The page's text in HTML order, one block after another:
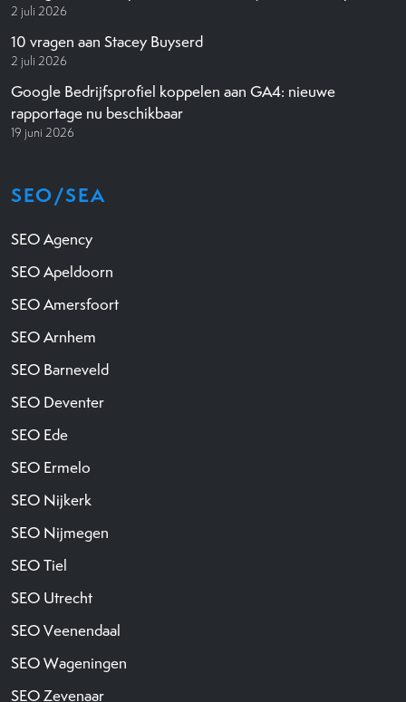
2 juli 2026
10 vragen aan Stacey Buyserd
2 juli 2026
Google Bedrijfsprofiel koppelen aan GA4: nieuwe
rapportage nu beschikbaar
19 juni 2026
SEO/SEA
SEO Agency
SEO Apeldoorn
SEO Amersfoort
SEO Arnhem
SEO Barneveld
SEO Deventer
SEO Ede
SEO Ermelo
SEO Nijkerk
SEO Nijmegen
SEO Tiel
SEO Utrecht
SEO Veenendaal
SEO Wageningen
SEO Zevenaar